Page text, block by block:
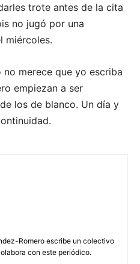
trote antes de la cita
no jugó por una
miércoles.
merece que yo escriba
empiezan a ser
los de blanco. Un día y
Romero escribe un colectivo
con este periódico.